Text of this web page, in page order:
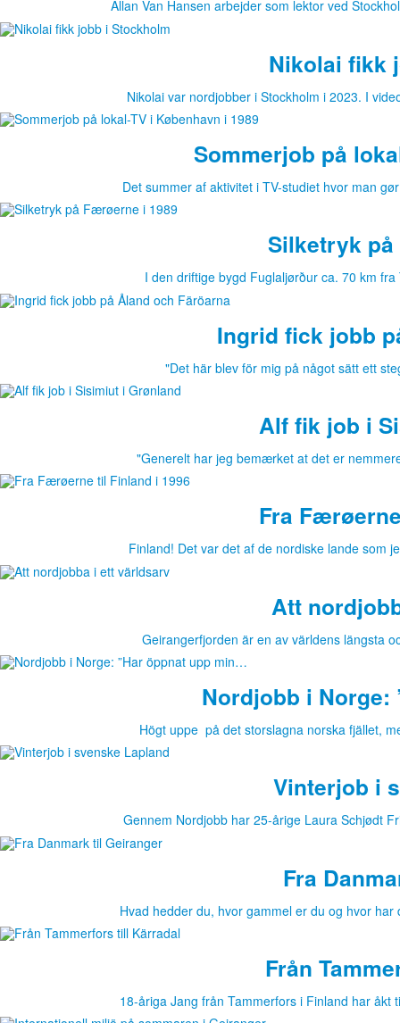
Allan Van Hansen arbejder som lektor ved
Nikolai fikk
Nikolai var nordjobber i Stockholm i 2023. I
Sommerjob på
Det summer af aktivitet i TV-studiet hvor man
Silketryk
I den driftige bygd Fuglaljørður ca. 70 km
Ingrid fick jobb
"Det här blev för mig på något sätt ett
Alf fik job i
"Generelt har jeg bemærket at det er
Fra
Finland! Det var det af de nordiske lande som
Att
Geirangerfjorden är en av världens längsta
Nordjobb i
Högt uppe på det storslagna norska fjället,
Vinterjob i
Gennem Nordjobb har 25-årige Laura Schjødt
Fra
Hvad hedder du, hvor gammel er du og hvor
Från
18-åriga Jang från Tammerfors i Finland har